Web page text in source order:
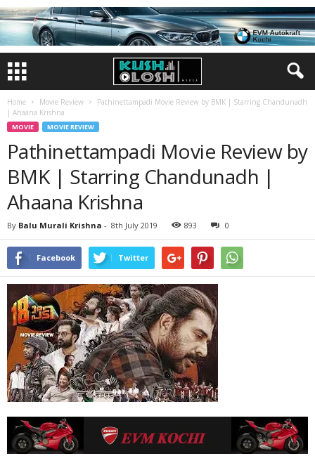
Home Movie Review
Pathinettampadi Movie Review by BMK | Starring Chandunadh
| Ahaana Krishna
MOVIE MOVIE REVIEW
Pathinettampadi Movie Review by
BMK | Starring Chandunadh |
Ahaana Krishna
By Balu Murali Krishna - 8th July 2019 893 0
Facebook Twitter